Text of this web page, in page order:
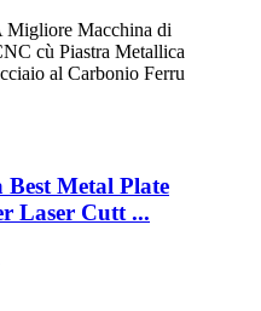
Metal Plate
Laser Cutt ...